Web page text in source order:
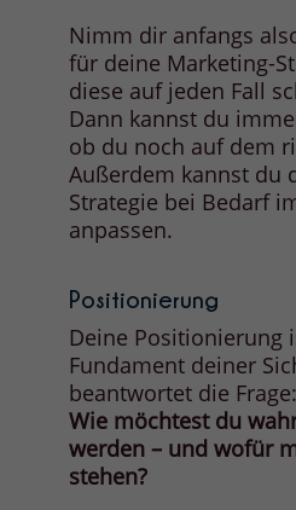
Nimm dir anfangs
für deine Marketing-
diese auf jeden Fall
Dann kannst du
ob du noch auf dem
Außerdem kannst du
Strategie bei Bedarf
anpassen.
Positionierung
Deine Positionierung
Fundament deiner
beantwortet die Frage:
Wie möchtest du
werden – und wofür
stehen?